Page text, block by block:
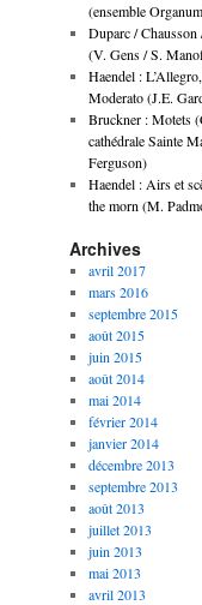
(ensemble
Duparc /
(V. Gens / S.
Haendel :
Moderato (J.E.
Bruckner : Motets
cathédrale Sainte
Ferguson)
Haendel : Airs et
the morn (M.
Archives
avril 2017
mars 2016
septembre 2015
août 2015
juin 2015
août 2014
mai 2014
février 2014
janvier 2014
décembre 2013
septembre 2013
août 2013
juillet 2013
juin 2013
mai 2013
avril 2013